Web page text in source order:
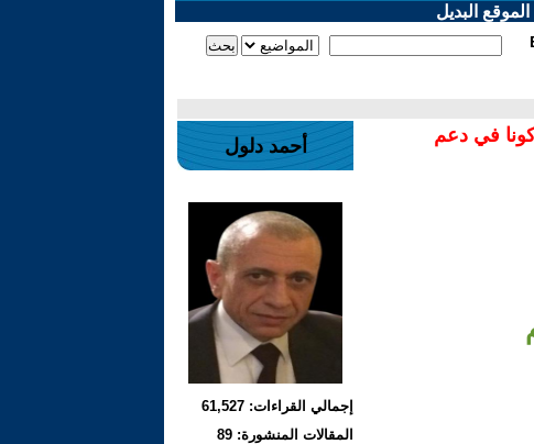
البديل
في دعم
أحمد دلول
إجمالي القراءات: 61,527
المقالات المنشورة: 89